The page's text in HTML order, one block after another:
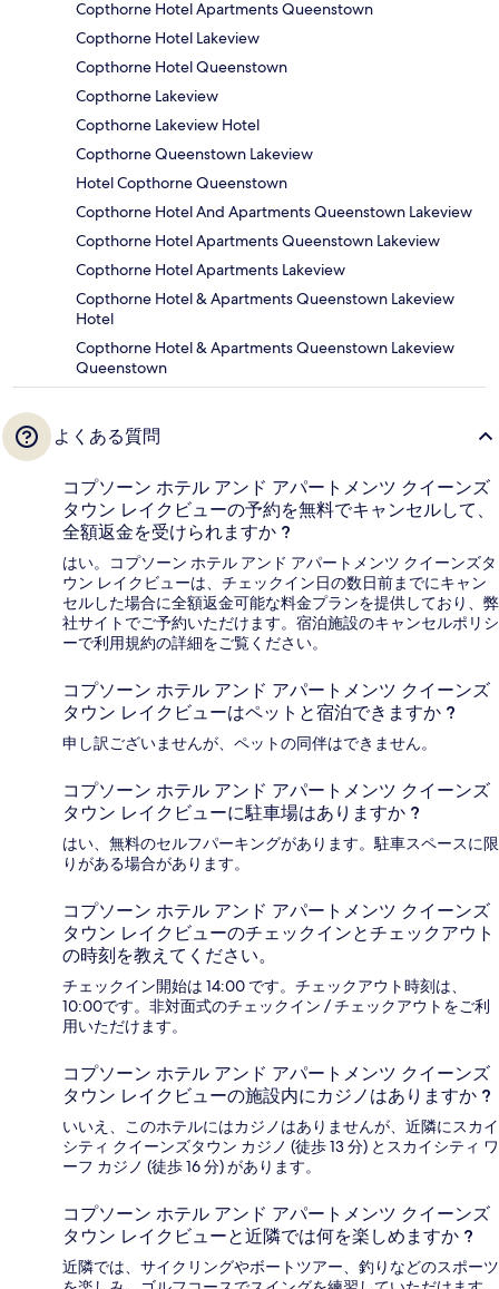
Copthorne Hotel Apartments Queenstown
Copthorne Hotel Lakeview
Copthorne Hotel Queenstown
Copthorne Lakeview
Copthorne Lakeview Hotel
Copthorne Queenstown Lakeview
Hotel Copthorne Queenstown
Copthorne Hotel And Apartments Queenstown Lakeview
Copthorne Hotel Apartments Queenstown Lakeview
Copthorne Hotel Apartments Lakeview
Copthorne Hotel & Apartments Queenstown Lakeview
Hotel
Copthorne Hotel & Apartments Queenstown Lakeview
Queenstown
よくある質問
コプソーン ホテル アンド アパートメンツ クイーンズ
タウン レイクビューの予約を無料でキャンセルして、
全額返金を受けられますか ?
はい。コプソーン ホテル アンド アパートメンツ クイーンズタ
ウン レイクビューは、チェックイン日の数日前までにキャン
セルした場合に全額返金可能な料金プランを提供しており、弊
社サイトでご予約いただけます。宿泊施設のキャンセルポリシ
ーで利用規約の詳細をご覧ください。
コプソーン ホテル アンド アパートメンツ クイーンズ
タウン レイクビューはペットと宿泊できますか ?
申し訳ございませんが、ペットの同伴はできません。
コプソーン ホテル アンド アパートメンツ クイーンズ
タウン レイクビューに駐車場はありますか ?
はい、無料のセルフパーキングがあります。駐車スペースに限
りがある場合があります。
コプソーン ホテル アンド アパートメンツ クイーンズ
タウン レイクビューのチェックインとチェックアウト
の時刻を教えてください。
チェックイン開始は 14:00 です。チェックアウト時刻は、
10:00です。非対面式のチェックイン / チェックアウトをご利
用いただけます。
コプソーン ホテル アンド アパートメンツ クイーンズ
タウン レイクビューの施設内にカジノはありますか ?
いいえ、このホテルにはカジノはありませんが、近隣にスカイ
シティ クイーンズタウン カジノ (徒歩 13 分) とスカイシティ ワ
ーフ カジノ (徒歩 16 分) があります。
コプソーン ホテル アンド アパートメンツ クイーンズ
タウン レイクビューと近隣では何を楽しめますか ?
近隣では、サイクリングやボートツアー、釣りなどのスポーツ